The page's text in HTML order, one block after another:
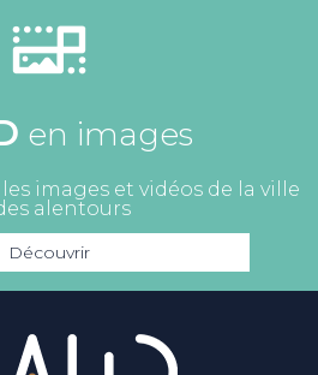
en images
images et vidéos de la ville
alentours
Découvrir